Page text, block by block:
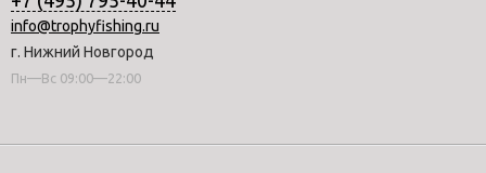
info@trophyfishing.ru
г. Нижний Новгород
Пн—Вс 09:00—22:00